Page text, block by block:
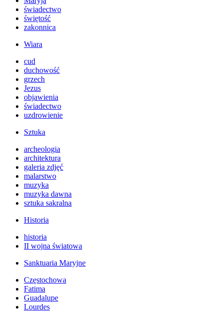
świadectwo
świętość
zakonnica
Wiara
cud
duchowość
grzech
Jezus
objawienia
świadectwo
uzdrowienie
Sztuka
archeologia
architektura
galeria zdjęć
malarstwo
muzyka
muzyka dawna
sztuka sakralna
Historia
historia
II wojna światowa
Sanktuaria Maryjne
Częstochowa
Fatima
Guadalupe
Lourdes